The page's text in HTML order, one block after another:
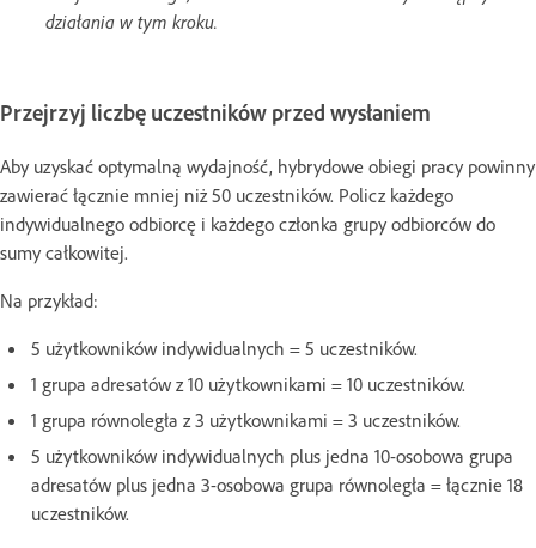
działania w tym kroku.
Przejrzyj liczbę uczestników przed wysłaniem
Aby uzyskać optymalną wydajność, hybrydowe obiegi pracy powinny
zawierać łącznie mniej niż 50 uczestników. Policz każdego
indywidualnego odbiorcę i każdego członka grupy odbiorców do
sumy całkowitej.
Na przykład:
5 użytkowników indywidualnych = 5 uczestników.
1 grupa adresatów z 10 użytkownikami = 10 uczestników.
1 grupa równoległa z 3 użytkownikami = 3 uczestników.
5 użytkowników indywidualnych plus jedna 10-osobowa grupa
adresatów plus jedna 3-osobowa grupa równoległa = łącznie 18
uczestników.